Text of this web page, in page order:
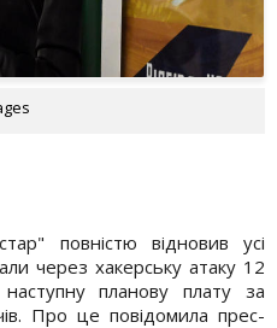
повністю відновив усі
через хакерську атаку 12
планову плату за
Про це повідомила прес-